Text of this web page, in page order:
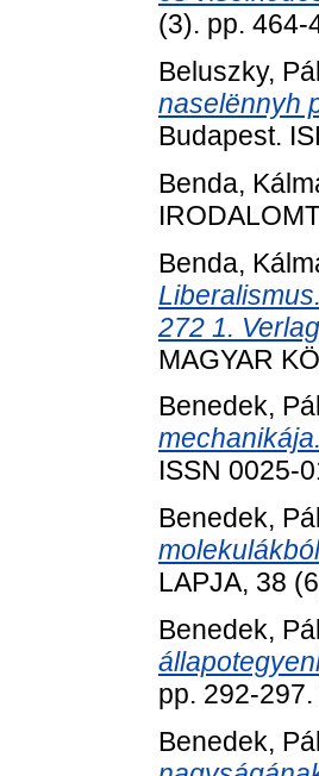
(3). pp. 464-
Beluszky, Pál
naselënnyh
Budapest.
Benda,
Benda,
272 1.
MAGYAR
Benedek, Pál
mechanikája.
ISSN 0025-
Benedek, Pál
LAPJA, 38
Benedek, Pál
pp. 292-
Benedek, Pál